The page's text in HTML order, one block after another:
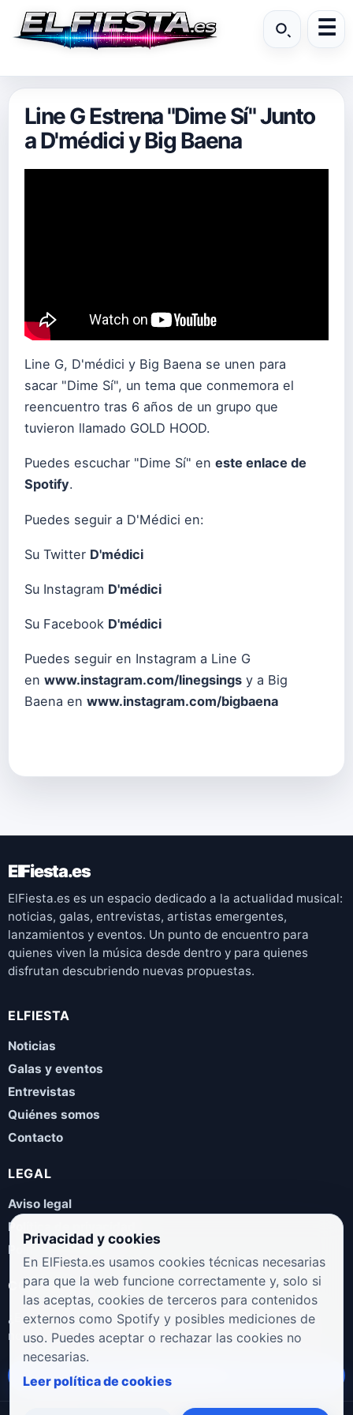
Line G Estrena "Dime Sí" Junto
a D'médici y Big Baena
Line G, D'médici y Big Baena se unen para
sacar "Dime Sí", un tema que conmemora el
reencuentro tras 6 años de un grupo que
tuvieron llamado GOLD HOOD.
Puedes escuchar "Dime Sí" en este enlace de
Spotify.
Puedes seguir a D'Médici en:
Su Twitter D'médici
Su Instagram D'médici
Su Facebook D'médici
Puedes seguir en Instagram a Line G
en www.instagram.com/linegsings y a Big
Baena en www.instagram.com/bigbaena
ElFiesta.es
ElFiesta.es es un espacio dedicado a la actualidad musical:
noticias, galas, entrevistas, artistas emergentes,
lanzamientos y eventos. Un punto de encuentro para
quienes viven la música desde dentro y para quienes
disfrutan descubriendo nuevas propuestas.
ELFIESTA
Noticias
Galas y eventos
Entrevistas
Quiénes somos
Contacto
LEGAL
Aviso legal
Política de privacidad
Política de cookies
COLABORA
¿Eres artista, manager, sello o promotor? Envíanos tus
novedades, galas, entrevistas o propuestas musicales.
Enviar propuesta
Privacidad y cookies
En ElFiesta.es usamos cookies técnicas necesarias
para que la web funcione correctamente y, solo si
las aceptas, cookies de terceros para contenidos
externos como Spotify y posibles mediciones de
uso. Puedes aceptar o rechazar las cookies no
necesarias.
Leer política de cookies